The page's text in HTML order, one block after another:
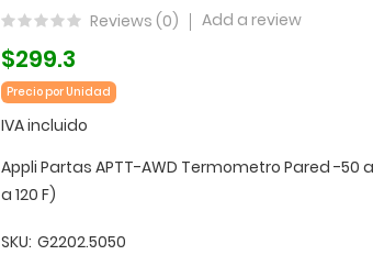
Reviews (0) Add a review
$299.3
Precio por Unidad
IVA incluido
Appli Partas APTT-AWD Termometro Pared -50
a 120 F)
SKU G2202.5050